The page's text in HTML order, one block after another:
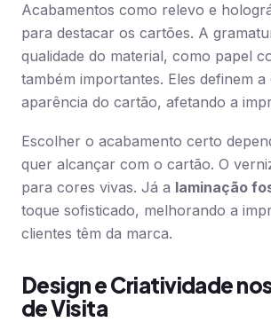
Acabamentos como relevo e
para destacar os cartões. A
qualidade do material, como papel
também importantes. Eles definem a
aparência do cartão, afetando a
Escolher o acabamento certo
quer alcançar com o cartão. O
para cores vivas. Já a laminação
toque sofisticado, melhorando a
clientes têm da marca.
Design e Criatividade
de Visita